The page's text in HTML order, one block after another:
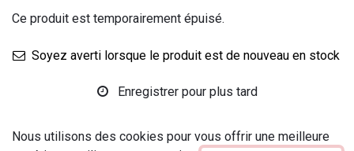
Ce produit est temporairement épuisé.
Soyez averti lorsque le produit est de nouveau en stock
Enregistrer pour plus tard
Marque:Encaveurs Sierre et région
Nous utilisons des cookies pour vous offrir une meilleure